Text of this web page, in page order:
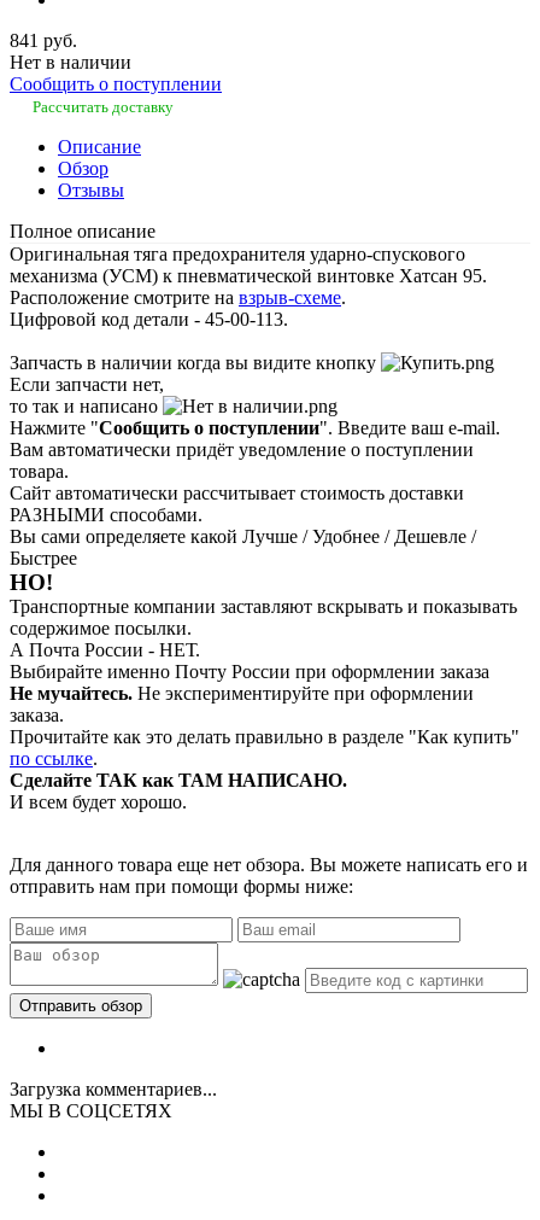
841 руб.
Нет в наличии
Сообщить о поступлении
Рассчитать доставку
Описание
Обзор
Отзывы
Полное описание
Оригинальная тяга предохранителя ударно-спускового
механизма (УСМ) к пневматической винтовке Хатсан 95.
Расположение смотрите на взрыв-схеме.
Цифровой код детали - 45-00-113.
Запчасть в наличии когда вы видите кнопку
Если запчасти нет,
то так и написано
Нажмите "Сообщить о поступлении". Введите ваш e-mail.
Вам автоматически придёт уведомление о поступлении
товара.
Сайт автоматически рассчитывает стоимость доставки
РАЗНЫМИ способами.
Вы сами определяете какой Лучше / Удобнее / Дешевле /
Быстрее
НО!
Транспортные компании заставляют вскрывать и показывать
содержимое посылки.
А Почта России - НЕТ.
Выбирайте именно Почту России при оформлении заказа
Не мучайтесь. Не экспериментируйте при оформлении
заказа.
Прочитайте как это делать правильно в разделе "Как купить"
по ссылке.
Сделайте ТАК как ТАМ НАПИСАНО.
И всем будет хорошо.
Для данного товара еще нет обзора. Вы можете написать его и
отправить нам при помощи формы ниже:
Загрузка комментариев...
МЫ В СОЦСЕТЯХ